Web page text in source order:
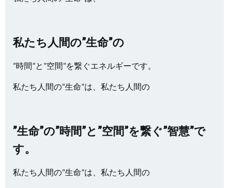
私たち人間の”生命”の
”時間”と”空間”を繋ぐエネルギーです。
私たち人間の”生命”は、私たち人間の
”生命”の”時間”と”空間”を繋ぐ”智慧”で
す。
私たち人間の”生命”は、私たち人間の